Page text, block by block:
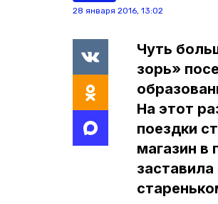
28 января 2016, 13:02
Чуть
зорь»
На этот
поездки
магазин в